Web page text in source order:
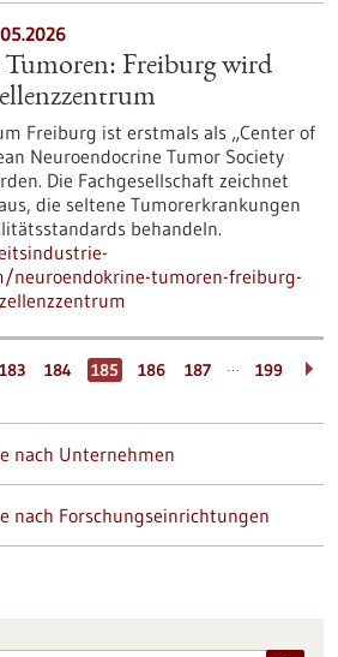
Freiburg wird
Freiburg ist erstmals als „Center of
Neuroendocrine Tumor Society
Die Fachgesellschaft zeichnet
die seltene Tumorerkrankungen
behandeln.
tumoren-freiburg-
183 184 185 186 187 … 199
nach Unternehmen
nach Forschungseinrichtungen